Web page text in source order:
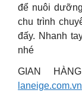
để nuôi
chu trình
đấy. Nhanh
nhé
GIAN
laneige.com.vn